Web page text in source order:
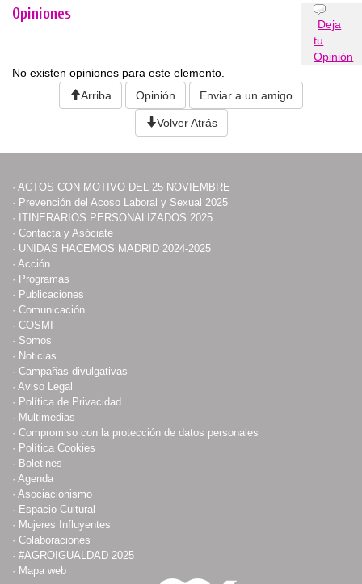
Opiniones
Deja
tu
Opinión
No existen opiniones para este elemento.
Arriba
Opinión Enviar a un amigo
Volver Atrás
· ACTOS CON MOTIVO DEL 25 NOVIEMBRE
· Prevención del Acoso Laboral y Sexual 2025
· ITINERARIOS PERSONALIZADOS 2025
· Contacta y Asóciate
· UNIDAS HACEMOS MADRID 2024-2025
· Acción
· Programas
· Publicaciones
· Comunicación
· COSMI
· Somos
· Noticias
· Campañas divulgativas
· Aviso Legal
· Política de Privacidad
· Multimedias
· Compromiso con la protección de datos personales
· Política Cookies
· Boletines
· Agenda
· Asociacionismo
· Espacio Cultural
· Mujeres Influyentes
· Colaboraciones
· #AGROIGUALDAD 2025
· Mapa web